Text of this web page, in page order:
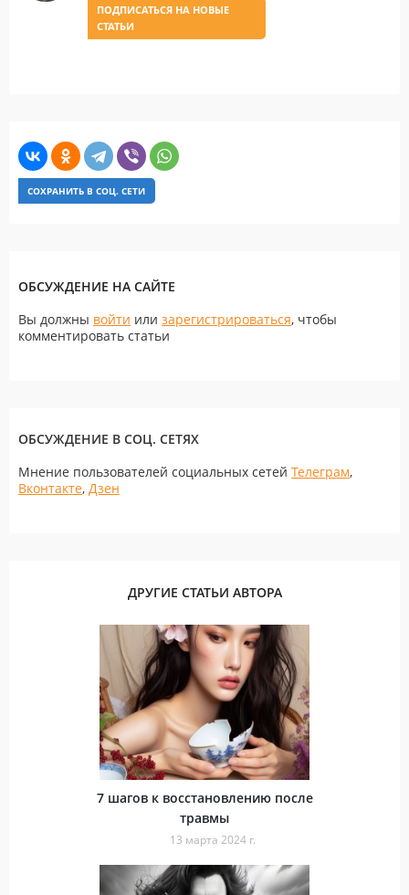
ПОДПИСАТЬСЯ НА НОВЫЕ
СТАТЬИ
СОХРАНИТЬ В СОЦ. СЕТИ
ОБСУЖДЕНИЕ НА САЙТЕ
Вы должны войти или зарегистрироваться, чтобы
комментировать статьи
ОБСУЖДЕНИЕ В СОЦ. СЕТЯХ
Мнение пользователей социальных сетей Телеграм,
Вконтакте, Дзен
ДРУГИЕ СТАТЬИ АВТОРА
7 шагов к восстановлению после
травмы
13 марта 2024 г.